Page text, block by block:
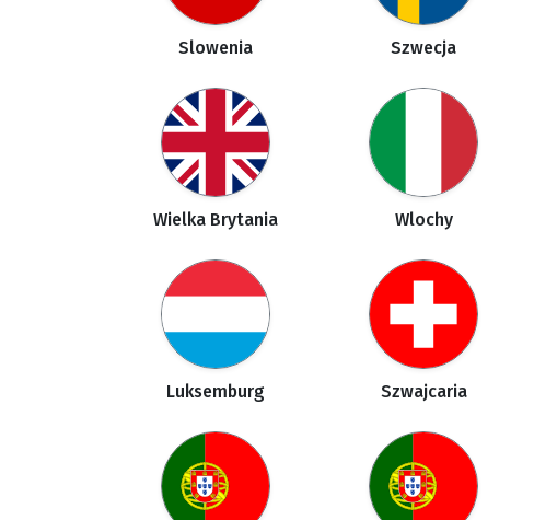
Slowenia Szwecja
Wielka Brytania Wlochy
Luksemburg Szwajcaria